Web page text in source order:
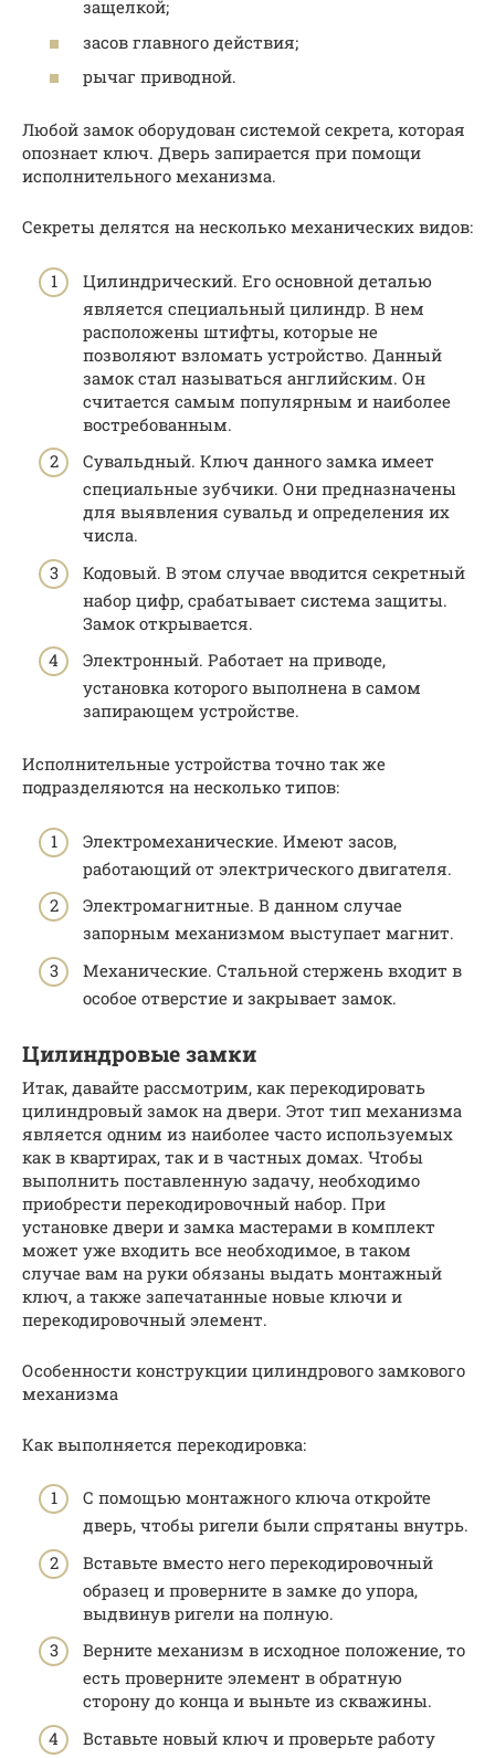
защелкой;
засов главного действия;
рычаг приводной.
Любой замок оборудован системой секрета, которая
опознает ключ. Дверь запирается при помощи
исполнительного механизма.
Секреты делятся на несколько механических видов:
Цилиндрический. Его основной деталью
является специальный цилиндр. В нем
расположены штифты, которые не
позволяют взломать устройство. Данный
замок стал называться английским. Он
считается самым популярным и наиболее
востребованным.
Сувальдный. Ключ данного замка имеет
специальные зубчики. Они предназначены
для выявления сувальд и определения их
числа.
Кодовый. В этом случае вводится секретный
набор цифр, срабатывает система защиты.
Замок открывается.
Электронный. Работает на приводе,
установка которого выполнена в самом
запирающем устройстве.
Исполнительные устройства точно так же
подразделяются на несколько типов:
Электромеханические. Имеют засов,
работающий от электрического двигателя.
Электромагнитные. В данном случае
запорным механизмом выступает магнит.
Механические. Стальной стержень входит в
особое отверстие и закрывает замок.
Цилиндровые замки
Итак, давайте рассмотрим, как перекодировать
цилиндровый замок на двери. Этот тип механизма
является одним из наиболее часто используемых
как в квартирах, так и в частных домах. Чтобы
выполнить поставленную задачу, необходимо
приобрести перекодировочный набор. При
установке двери и замка мастерами в комплект
может уже входить все необходимое, в таком
случае вам на руки обязаны выдать монтажный
ключ, а также запечатанные новые ключи и
перекодировочный элемент.
Особенности конструкции цилиндрового замкового
механизма
Как выполняется перекодировка:
С помощью монтажного ключа откройте
дверь, чтобы ригели были спрятаны внутрь.
Вставьте вместо него перекодировочный
образец и проверните в замке до упора,
выдвинув ригели на полную.
Верните механизм в исходное положение, то
есть проверните элемент в обратную
сторону до конца и выньте из скважины.
Вставьте новый ключ и проверьте работу